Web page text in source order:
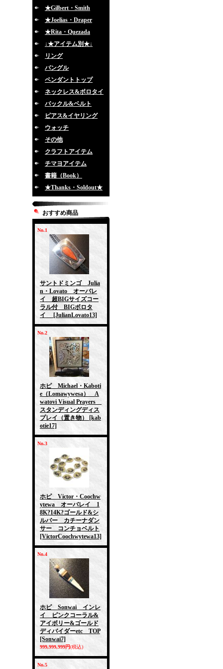
★Gilbert・Smith
★Joelias・Draper
★Rita・Quezada
↓★アイテム別★↓
リング
バングル
ペンダントトップ
ネックレス&ボロタイ
バックル&ベルト
ピアス&イヤリング
ウォッチ
その他
クラフトアイテム
チマヨアイテム
書籍（Book）
★Thanks・Soldout★
おすすめ商品
No.1
サントドミンゴ Julia
n・Lovato オーバレ
イ 超BIGサイズコー
ラル付 BIGボロタ
イ
[JulianLovato13]
No.2
ホピ Michael・Kaboti
e（Lomawywesa） A
watovi Visual Prayers
スタンディングディス
プレイ（置き物）
[kab
otie17]
No.3
ホピ Victor・Coochw
ytewa オーバレイ 1
8K?14K?ゴールド&シ
ルバー カチーナダン
サー コンチョベルト
[VictorCoochwytewa13]
No.4
ホピ Sonwai インレ
イ ピンクコーラル&
アイボリー&ゴールド
ディバイダーetc TOP
[Sonwai7]
999,999,999円(税込)
No.5